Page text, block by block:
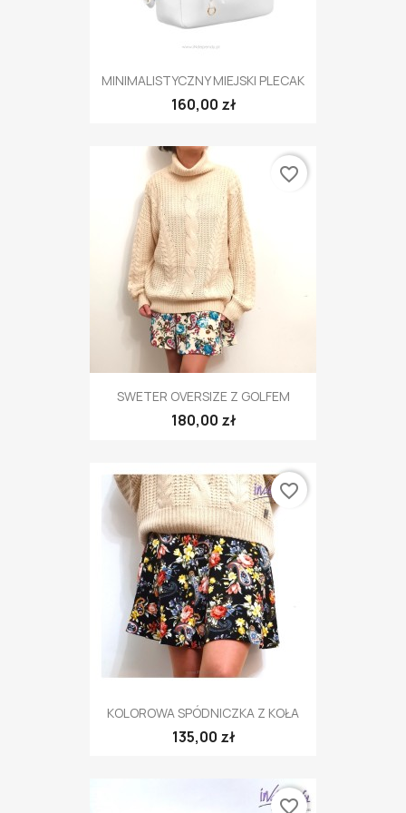
MINIMALISTYCZNY MIEJSKI PLECAK
160,00 zł
SWETER OVERSIZE Z GOLFEM
180,00 zł
favorite_border
KOLOROWA SPÓDNICZKA Z KOŁA
135,00 zł
favorite_border
favorite_border